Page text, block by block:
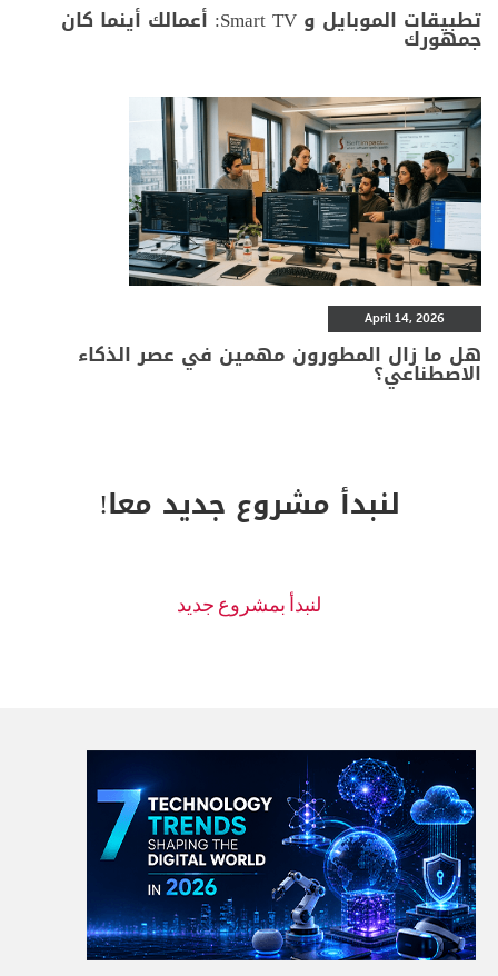
تطبيقات الموبايل و Smart TV: أعمالك أينما كان
جمهورك
April 14, 2026
هل ما زال المطورون مهمين في عصر الذكاء
الاصطناعي؟
لنبدأ مشروع جديد معا!